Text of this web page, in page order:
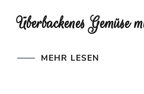
Überbackenes Gemüse
MEHR LESEN